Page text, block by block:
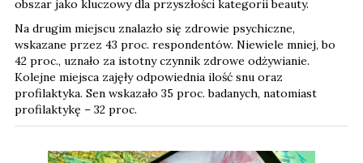
obszar jako kluczowy dla przyszłości kategorii beauty.
Na drugim miejscu znalazło się zdrowie psychiczne,
wskazane przez 43 proc. respondentów. Niewiele mniej, bo
42 proc., uznało za istotny czynnik zdrowe odżywianie.
Kolejne miejsca zajęły odpowiednia ilość snu oraz
profilaktyka. Sen wskazało 35 proc. badanych, natomiast
profilaktykę – 32 proc.